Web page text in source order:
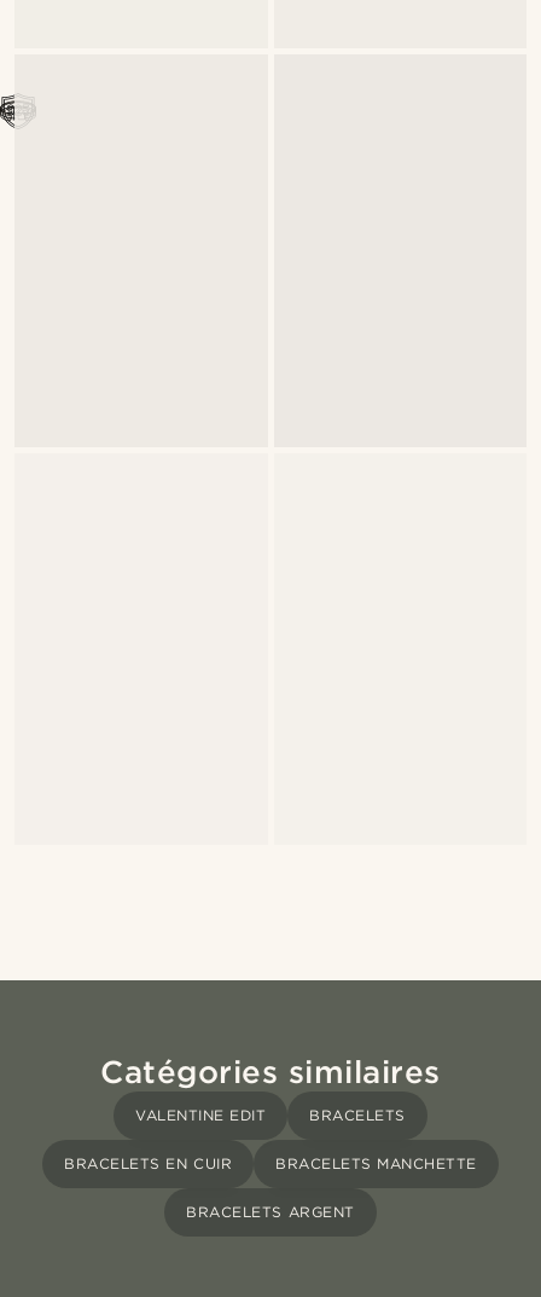
Catégories similaires
VALENTINE EDIT BRACELETS
BRACELETS EN CUIR BRACELETS MANCHETTE
BRACELETS ARGENT